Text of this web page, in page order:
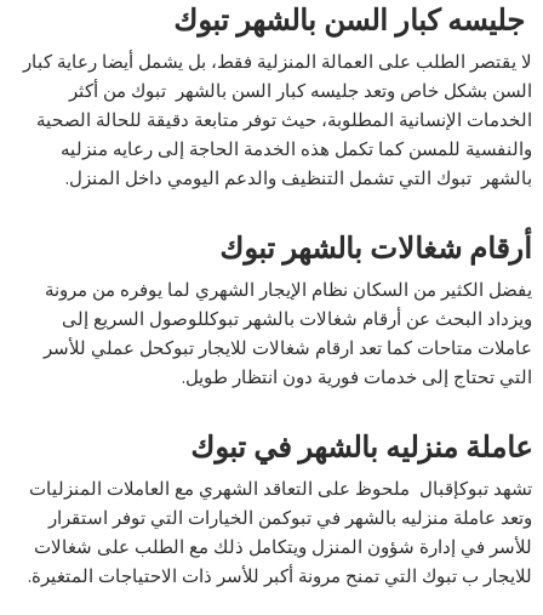
جليسه كبار السن بالشهر تبوك
لا يقتصر الطلب على العمالة المنزلية فقط، بل يشمل أيضا رعاية كبار
السن بشكل خاص وتعد جليسه كبار السن بالشهر تبوك من أكثر
الخدمات الإنسانية المطلوبة، حيث توفر متابعة دقيقة للحالة الصحية
والنفسية للمسن كما تكمل هذه الخدمة الحاجة إلى رعايه منزليه
بالشهر تبوك التي تشمل التنظيف والدعم اليومي داخل المنزل.
أرقام شغالات بالشهر تبوك
يفضل الكثير من السكان نظام الإيجار الشهري لما يوفره من مرونة
ويزداد البحث عن أرقام شغالات بالشهر تبوكللوصول السريع إلى
عاملات متاحات كما تعد ارقام شغالات للايجار تبوكحل عملي للأسر
التي تحتاج إلى خدمات فورية دون انتظار طويل.
عاملة منزليه بالشهر في تبوك
تشهد تبوكإقبال ملحوظ على التعاقد الشهري مع العاملات المنزليات
وتعد عاملة منزليه بالشهر في تبوكمن الخيارات التي توفر استقرار
للأسر في إدارة شؤون المنزل ويتكامل ذلك مع الطلب على شغالات
للايجار ب تبوك التي تمنح مرونة أكبر للأسر ذات الاحتياجات المتغيرة.